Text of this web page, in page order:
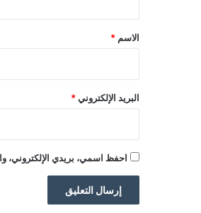
*
الاسم *
البريد الإلكتروني *
احفظ اسمي، بريدي الإلكتروني،